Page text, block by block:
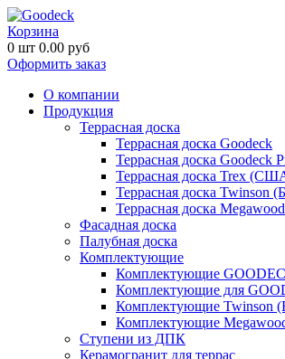
Корзина
0 шт 0.00 руб
Оформить заказ
О компании
Продукция
Террасная доска
Террасная доска Goodeck
Террасная доска Goodeck
Террасная доска Trex
Террасная доска Twinson
Террасная доска
Фасадная доска
Палубная доска
Комплектующие
Комплектующие
Комплектующие для
Комплектующие Twinson
Комплектующие
Ступени из ДПК
Керамогранит для террас